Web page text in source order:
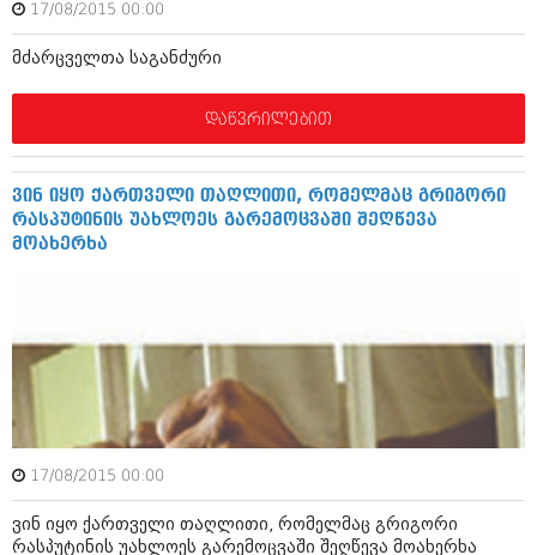
კულინარია
ბიზნესსიახლეები
გვარები
კალეიდოსკოპი
ჰოროსკოპი და შეუცნობელი
კრიმინალი
რომანი და დეტექტივი
სახალისო ამბები
ბიზნესსიახლეები
იუმორი
კალეიდოსკოპი
რომანი და დეტექტივი
სახალისო ამბები
შოუბიზნესი
დაიჯესტი
ქალი და მამაკაცი
17/08/2015 00:00
მძარცველთა საგანძური
დაწვრილებით
ვინ იყო ქართველი თაღლითი, რომელმაც გრიგორი
რასპუტინის უახლოეს გარემოცვაში შეღწევა
მოახერხა
17/08/2015 00:00
ვინ იყო ქართველი თაღლითი, რომელმაც გრიგორი
რასპუტინის უახლოეს გარემოცვაში შეღწევა მოახერხა